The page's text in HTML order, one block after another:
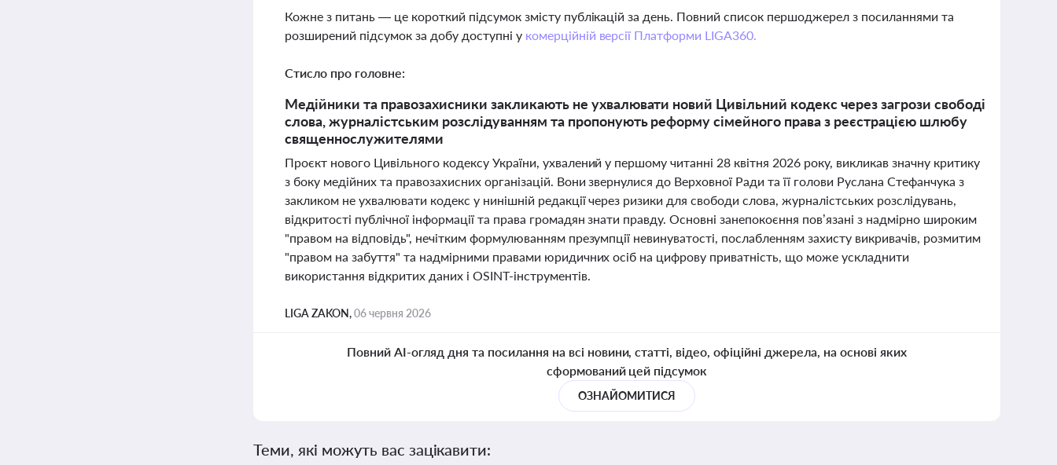
Кожне з питань — це короткий підсумок змісту публікацій за день. Повний список першоджерел з посиланнями та
розширений підсумок за добу доступні у комерційній версії Платформи LIGA360.
Стисло про головне:
Медійники та правозахисники закликають не ухвалювати новий Цивільний кодекс через загрози свободі
слова, журналістським розслідуванням та пропонують реформу сімейного права з реєстрацією шлюбу
священнослужителями
Проєкт нового Цивільного кодексу України, ухвалений у першому читанні 28 квітня 2026 року, викликав значну критику
з боку медійних та правозахисних організацій. Вони звернулися до Верховної Ради та її голови Руслана Стефанчука з
закликом не ухвалювати кодекс у нинішній редакції через ризики для свободи слова, журналістських розслідувань,
відкритості публічної інформації та права громадян знати правду. Основні занепокоєння пов’язані з надмірно широким
"правом на відповідь", нечітким формулюванням презумпції невинуватості, послабленням захисту викривачів, розмитим
"правом на забуття" та надмірними правами юридичних осіб на цифрову приватність, що може ускладнити
використання відкритих даних і OSINT-інструментів.
LIGA ZAKON,06 червня 2026
Повний AI-огляд дня та посилання на всі новини, статті, відео, офіційні джерела, на основі яких
сформований цей підсумок
ОЗНАЙОМИТИСЯ
Теми, які можуть вас зацікавити: